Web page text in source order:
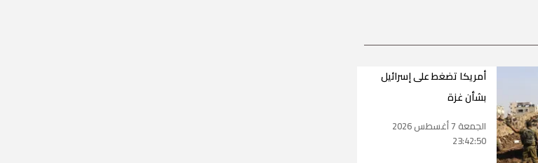
أمريكا تضغط على إسرائيل
بشأن غزة
الجمعة 7 أغسطس 2026
23:42:50